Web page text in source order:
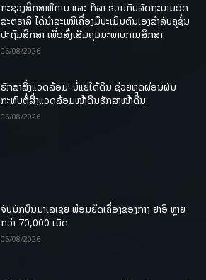
ກະຊວງສຶກສາທິການ ແລະ ກິລາ ຮ່ວມກັບລັດຖະບານອົດ
ສະຕຣາລີ ໄດ້ນຳສະເໜີເຄື່ອງມືປະເມີນຕົນເອງສຳລັບຄູຊັ້ນ
ປະຖົມສຶກສາ ເພື່ອສົ່ງເສີມຄຸນນະພາບການສຶກສາ.
06/08/2026
ຮັກສາສິ່ງແວດລ້ອມ! ບໍ່ແຮ່ໃຕ້ດິນ ຊ່ວຍຫຼຸດຜ່ອນຜົນ
ກະທົບຕໍ່ສິ່ງແວດລ້ອມໜ້າດິນຮັກສາໜ້າດິນ.
06/08/2026
ຈັບນັກບິນມາເລເຊຍ ພ້ອມຍຶດເຄື່ອງຂອງກາງ ຢາອີ ຫຼາຍ
ກວ່າ 70,000 ເມັດ
06/08/2026